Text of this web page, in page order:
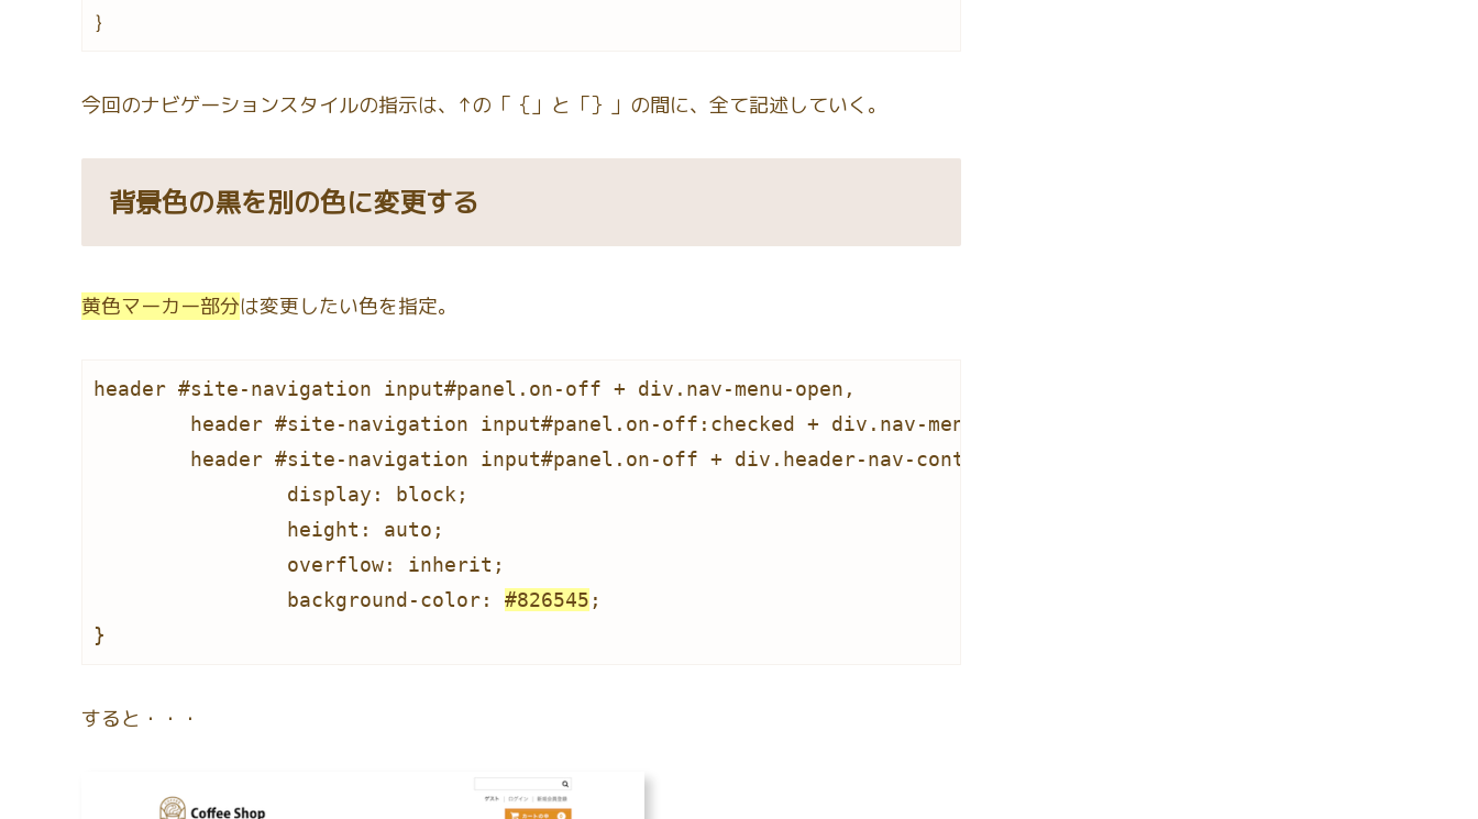
｝
今回のナビゲーションスタイルの指示は、↑の「｛」と「｝」の間に、全て記述していく。
背景色の黒を別の色に変更する
黄色マーカー部分は変更したい色を指定。
header #site-navigation input#panel.on-off + div.nav-menu-open,
		background-color:
#826545 ;
}
すると・・・